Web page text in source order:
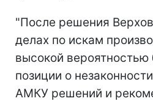
"После решения
делах по искам
высокой вероятностью
позиции о
АМКУ решений и